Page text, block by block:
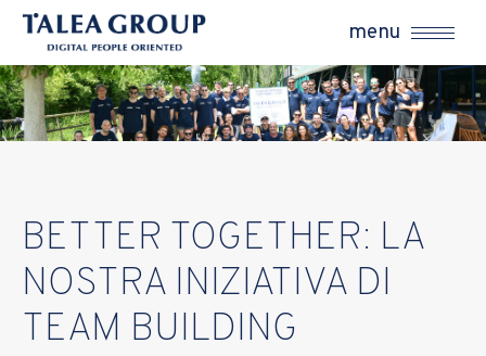
menu
BETTER TOGETHER: LA
NOSTRA INIZIATIVA DI
TEAM BUILDING